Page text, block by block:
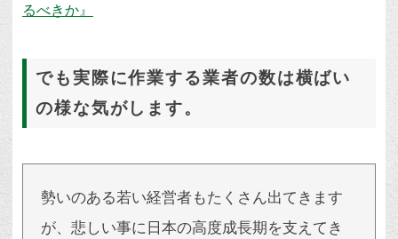
るべきか』
でも実際に作業する業者の数は横ばい
の様な気がします。
勢いのある若い経営者もたくさん出てきます
が、悲しい事に日本の高度成長期を支えてき